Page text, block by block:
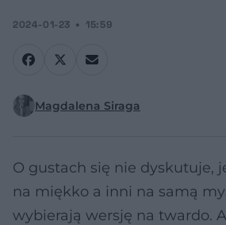
2024-01-23 15:59
Magdalena Siraga
O gustach się nie dyskutuje,
na miękko a inni na samą
wybierają wersję na twardo.